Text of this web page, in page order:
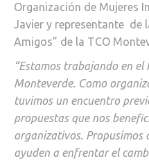
Organización de Mujeres
Javier y representante de
Amigos” de la TCO
“Estamos trabajando en el
Monteverde. Como
tuvimos un encuentro
propuestas que nos
organizativos. Propusimos
ayuden a enfrentar el